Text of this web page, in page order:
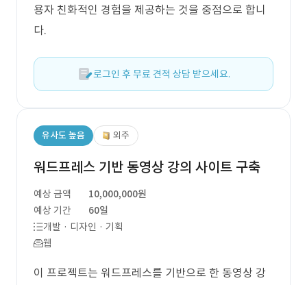
용자 친화적인 경험을 제공하는 것을 중점으로 합니
다.
로그인 후 무료 견적 상담 받으세요.
유사도 높음 외주
워드프레스 기반 동영상 강의 사이트 구축
예상 금액
10,000,000원
예상 기간
60일
개발 · 디자인 · 기획
웹
이 프로젝트는 워드프레스를 기반으로 한 동영상 강